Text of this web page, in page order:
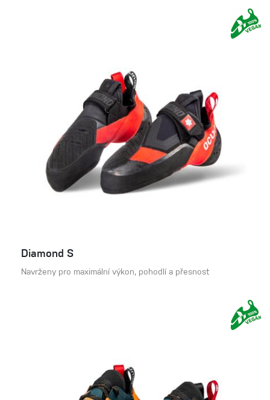
Diamond S
Navrženy pro maximální výkon, pohodlí a přesnost